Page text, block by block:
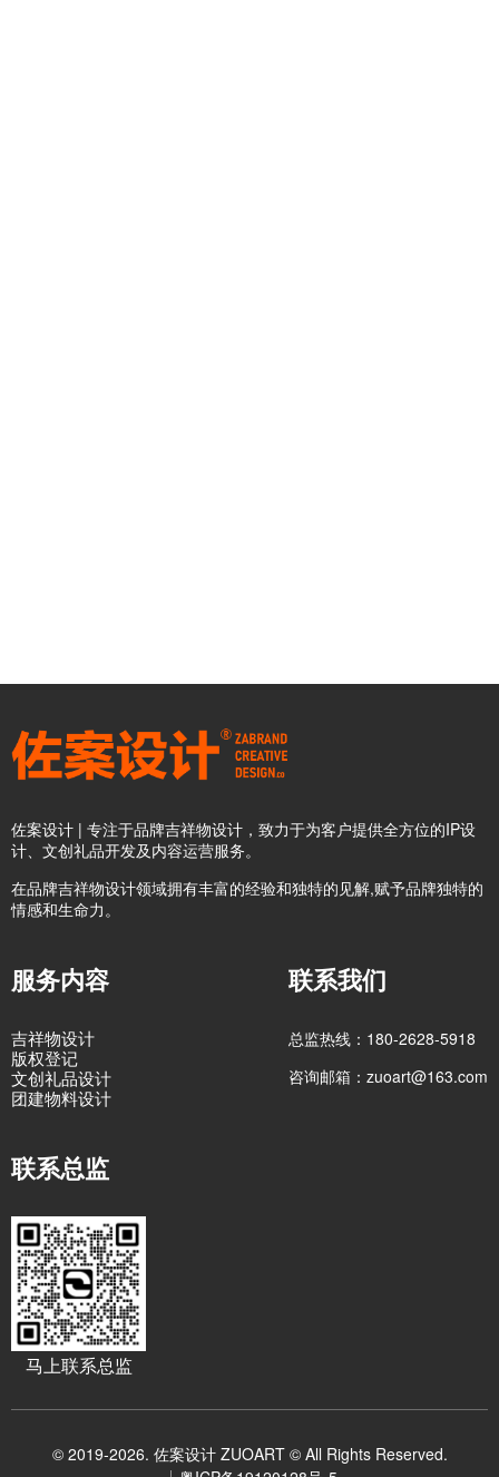
佐案设计 | 专注于品牌吉祥物设计，致力于为客户提供全方位的IP设
计、文创礼品开发及内容运营服务。
在品牌吉祥物设计领域拥有丰富的经验和独特的见解,赋予品牌独特的
情感和生命力。
服务内容
吉祥物设计
版权登记
文创礼品设计
团建物料设计
联系我们
总监热线：180-2628-5918
咨询邮箱：zuoart@163.com
联系总监
马上联系总监
© 2019-2026. 佐案设计 ZUOART © All Rights Reserved.